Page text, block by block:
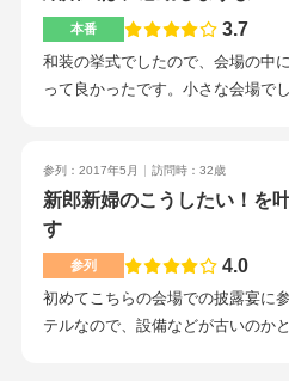
した。人数に合わせて様々な雰囲
の大谷翔平選手(出身地)のパネルや
評だと思いました。ざっくり資料
は、ホテルだからと言って高いわ
相談できそう方に、ご案内してい
そうな林の中の素敵なチャペル。
容室や準備のための部屋など充実
ん。しっとりとした披露宴ができ
テルでの挙式は、親族友人達も楽
本番 3.7
和装の挙式でしたので、会場の中
って良かったです。小さな会場で
たが、新婦の衣装なは、こだわり
約したり、ウェルカムスペースの
た披露宴では、ラーメンもあり、
したが、満足していただけました
満腹になるほどの品数でした。街
はありませんでしたが、駅からも
方にも宿泊施設もあり、便利でし
参列：2017年5月 訪問時：32歳
新郎新婦のこうしたい！を
す
参列 4.0
初めてこちらの会場での披露宴に
テルなので、設備などが古いのか